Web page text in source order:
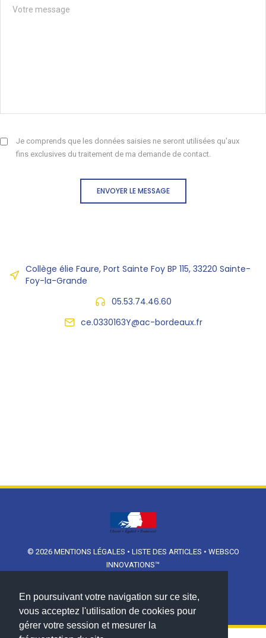
En poursuivant votre navigation sur ce site,
vous acceptez l'utilisation de cookies pour
gérer votre session et mesurer la
Je comprends que les données saisies ne seront utilisées qu'aux
fins exclusives du traitement de ma demande de contact.
ENVOYER LE MESSAGE
Collège élie Faure, Port Sainte Foy BP 115, 33220 Sainte-
Foy-la-Grande
05.53.74.46.60
ce.0330163Y@ac-bordeaux.fr
© 2026 MENTIONS LÉGALES • LISTE DES ARTICLES • WEBSCO
INNOVATIONS™